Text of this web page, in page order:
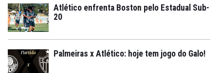
Atlético enfrenta Boston pelo Estadual Sub-
20
Palmeiras x Atlético: hoje tem jogo do Galo!